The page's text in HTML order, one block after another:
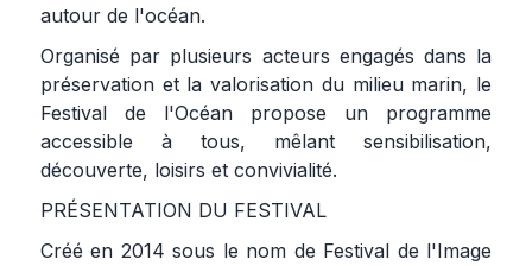
autour de l'océan.
Organisé par plusieurs acteurs engagés dans la
préservation et la valorisation du milieu marin, le
Festival de l'Océan propose un programme
accessible à tous, mêlant sensibilisation,
découverte, loisirs et convivialité.
PRÉSENTATION DU FESTIVAL
Créé en 2014 sous le nom de Festival de l'Image